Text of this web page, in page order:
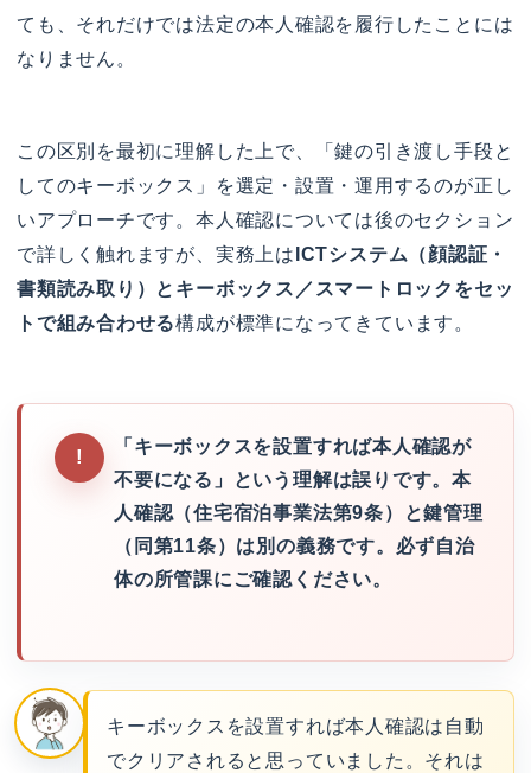
ても、それだけでは法定の本人確認を履行したことには
なりません。
この区別を最初に理解した上で、「鍵の引き渡し手段と
してのキーボックス」を選定・設置・運用するのが正し
いアプローチです。本人確認については後のセクション
で詳しく触れますが、実務上は ICTシステム（顔認証・
書類読み取り）とキーボックス／スマートロックをセッ
トで組み合わせる構成が標準になってきています。
「キーボックスを設置すれば本人確認が
不要になる」という理解は誤りです。本
人確認（住宅宿泊事業法第9条）と鍵管理
（同第11条）は別の義務です。必ず自治
体の所管課にご確認ください。
キーボックスを設置すれば本人確認は自動
でクリアされると思っていました。それは